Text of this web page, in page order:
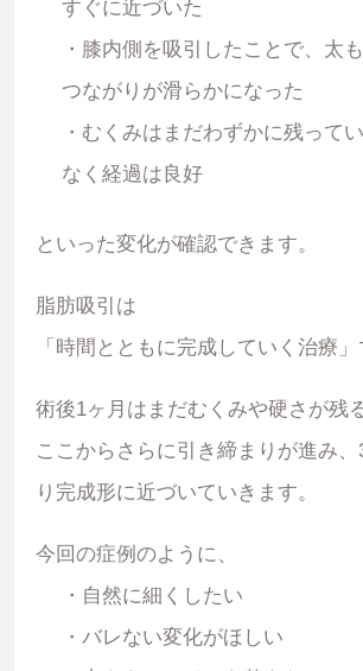
すぐに近づいた
・膝内側を吸引したことで、太
つながりが滑らかになった
・むくみはまだわずかに残って
なく経過は良好
といった変化が確認できます。
脂肪吸引は
「時間とともに完成していく治療」
術後1ヶ月はまだむくみや硬さが残
ここからさらに引き締まりが進み、
り完成形に近づいていきます。
今回の症例のように、
・自然に細くしたい
・バレない変化がほしい